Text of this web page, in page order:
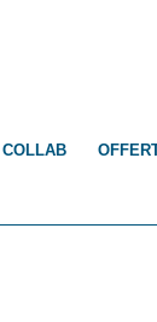
COLLAB